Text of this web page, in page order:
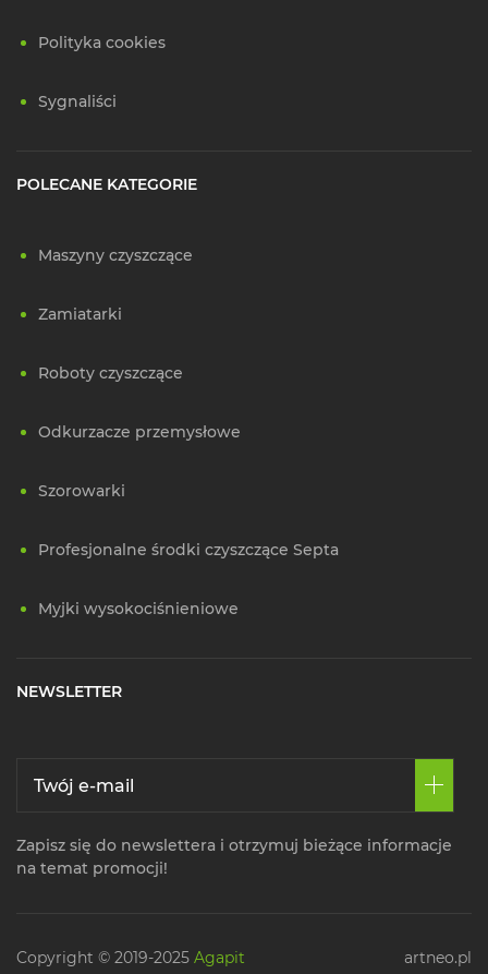
Polityka cookies
Sygnaliści
POLECANE KATEGORIE
Maszyny czyszczące
Zamiatarki
Roboty czyszczące
Odkurzacze przemysłowe
Szorowarki
Profesjonalne środki czyszczące Septa
Myjki wysokociśnieniowe
NEWSLETTER
Zapisz się do newslettera i otrzymuj bieżące informacje
na temat promocji!
Copyright © 2019-2025 Agapit
artneo.pl